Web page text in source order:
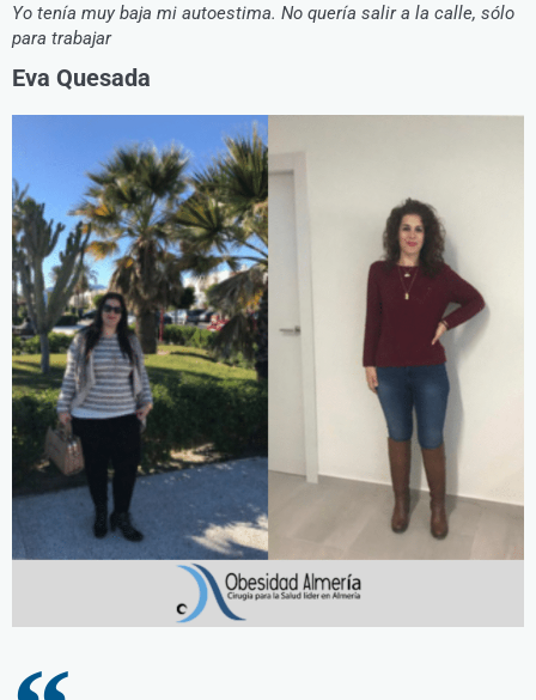
Yo tenía muy baja mi autoestima. No quería salir a la calle, sólo
para trabajar
Eva Quesada